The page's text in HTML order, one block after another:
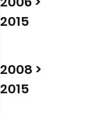
2015
2008 >
2015